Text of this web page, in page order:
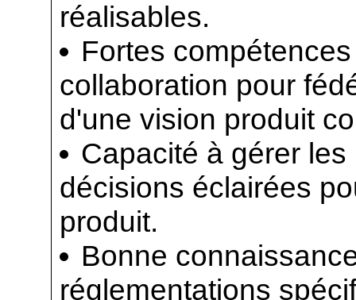
réalisables.
Fortes
collaboration pour
d'une vision produit
Capacité à gérer
décisions éclairées
produit.
Bonne
réglementations